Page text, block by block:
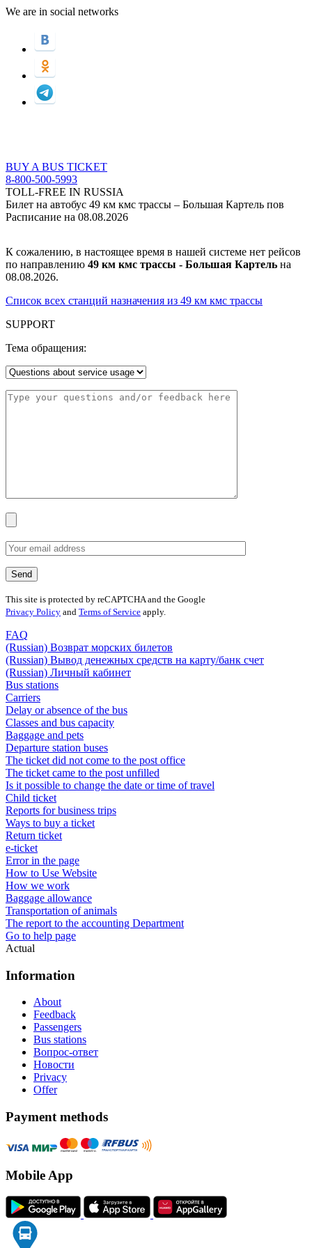
We are in social networks
BUY A BUS TICKET
8-800-500-5993
TOLL-FREE IN RUSSIA
Билет на автобус 49 км кмс трассы – Большая Картель пов
Расписание на 08.08.2026
К сожалению, в настоящее время в нашей системе нет рейсов
по направлению 49 км кмс трассы - Большая Картель на
08.08.2026.
Список всех станций назначения из 49 км кмс трассы
SUPPORT
Тема обращения:
This site is protected by reCAPTCHA and the Google
Privacy Policy and Terms of Service apply.
FAQ
(Russian) Возврат морских билетов
(Russian) Вывод денежных средств на карту/банк счет
(Russian) Личный кабинет
Bus stations
Carriers
Delay or absence of the bus
Classes and bus capacity
Baggage and pets
Departure station buses
The ticket did not come to the post office
The ticket came to the post unfilled
Is it possible to change the date or time of travel
Child ticket
Reports for business trips
Ways to buy a ticket
Return ticket
e-ticket
Error in the page
How to Use Website
How we work
Baggage allowance
Transportation of animals
The report to the accounting Department
Go to help page
Actual
Information
About
Feedback
Passengers
Bus stations
Вопрос-ответ
Новости
Privacy
Offer
Payment methods
Mobile App